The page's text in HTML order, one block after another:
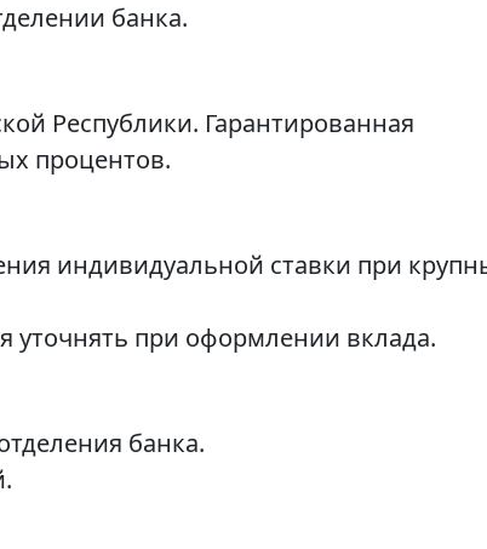
банка.
Республики. Гарантированная
процентов.
индивидуальной ставки при
уточнять при оформлении вклада.
банка.